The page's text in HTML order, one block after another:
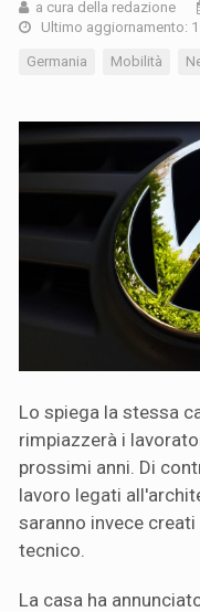
a cura della redazione
Ultimo aggiornamento:
Germania Mobilità
Lo spiega la stessa
rimpiazzerà i
prossimi anni. Di
lavoro legati
saranno invece
tecnico.
La casa ha